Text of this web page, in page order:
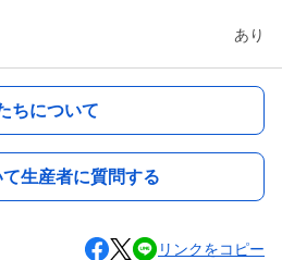
あり
ちについて
生産者に質問する
リンクをコピー